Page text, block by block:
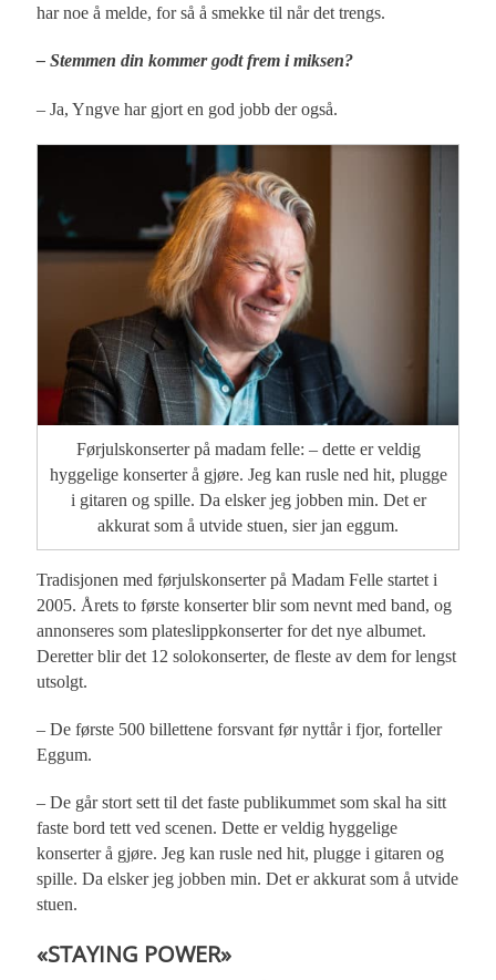
har noe å melde, for så å smekke til når det trengs.
– Stemmen din kommer godt frem i miksen?
– Ja, Yngve har gjort en god jobb der også.
Førjulskonserter på madam felle: – dette er veldig
hyggelige konserter å gjøre. Jeg kan rusle ned hit, plugge
i gitaren og spille. Da elsker jeg jobben min. Det er
akkurat som å utvide stuen, sier jan eggum.
Tradisjonen med førjulskonserter på Madam Felle startet i
2005. Årets to første konserter blir som nevnt med band, og
annonseres som plateslippkonserter for det nye albumet.
Deretter blir det 12 solokonserter, de fleste av dem for lengst
utsolgt.
– De første 500 billettene forsvant før nyttår i fjor, forteller
Eggum.
– De går stort sett til det faste publikummet som skal ha sitt
faste bord tett ved scenen. Dette er veldig hyggelige
konserter å gjøre. Jeg kan rusle ned hit, plugge i gitaren og
spille. Da elsker jeg jobben min. Det er akkurat som å utvide
stuen.
«STAYING POWER»